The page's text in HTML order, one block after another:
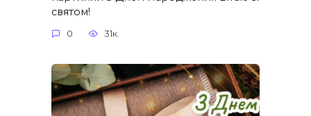
святом!
0 31к.